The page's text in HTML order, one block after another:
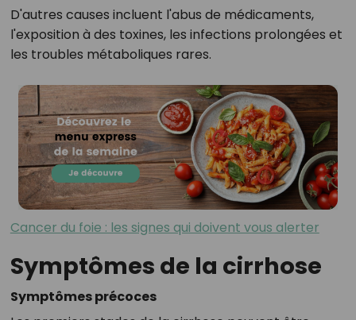
D'autres causes incluent l'abus de médicaments,
l'exposition à des toxines, les infections prolongées et
les troubles métaboliques rares.
Cancer du foie : les signes qui doivent vous alerter
Symptômes de la cirrhose
Symptômes précoces